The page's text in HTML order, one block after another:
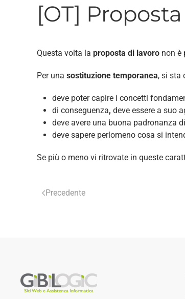
[OT]
Questa volta la proposta di lavoro non è
Per una sostituzione temporanea, si sta
deve poter capire i concetti
di conseguenza, deve essere a suo
deve avere una buona padronanza di
deve sapere perlomeno cosa si
Se più o meno vi ritrovate in queste
Precedente